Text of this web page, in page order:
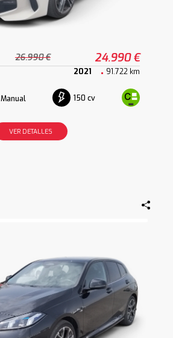
26.990 € 24.990 €
2021 91.722 km
Manual 150 cv
VER DETALLES